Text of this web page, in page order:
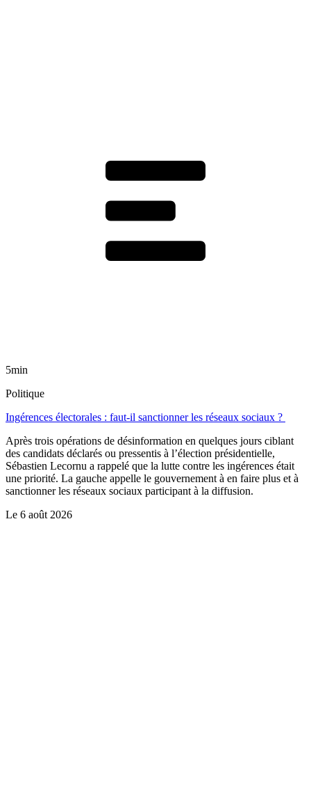
5min
Politique
Ingérences électorales : faut-il sanctionner les réseaux sociaux ?
Après trois opérations de désinformation en quelques jours ciblant
des candidats déclarés ou pressentis à l’élection présidentielle,
Sébastien Lecornu a rappelé que la lutte contre les ingérences était
une priorité. La gauche appelle le gouvernement à en faire plus et à
sanctionner les réseaux sociaux participant à la diffusion.
Le 6 août 2026